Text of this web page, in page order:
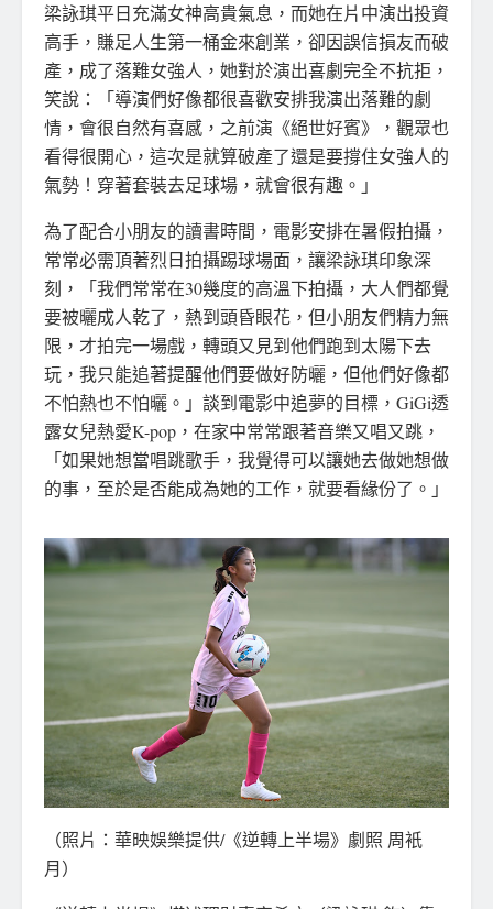
梁詠琪平日充滿女神高貴氣息，而她在片中演出投資
高手，賺足人生第一桶金來創業，卻因誤信損友而破
產，成了落難女強人，她對於演出喜劇完全不抗拒，
笑說：「導演們好像都很喜歡安排我演出落難的劇
情，會很自然有喜感，之前演《絕世好賓》，觀眾也
看得很開心，這次是就算破產了還是要撐住女強人的
氣勢！穿著套裝去足球場，就會很有趣。」
為了配合小朋友的讀書時間，電影安排在暑假拍攝，
常常必需頂著烈日拍攝踢球場面，讓梁詠琪印象深
刻，「我們常常在30幾度的高溫下拍攝，大人們都覺
要被曬成人乾了，熱到頭昏眼花，但小朋友們精力無
限，才拍完一場戲，轉頭又見到他們跑到太陽下去
玩，我只能追著提醒他們要做好防曬，但他們好像都
不怕熱也不怕曬。」談到電影中追夢的目標，GiGi透
露女兒熱愛K-pop，在家中常常跟著音樂又唱又跳，
「如果她想當唱跳歌手，我覺得可以讓她去做她想做
的事，至於是否能成為她的工作，就要看緣份了。」
（照片：華映娛樂提供/《逆轉上半場》劇照 周衹
月）